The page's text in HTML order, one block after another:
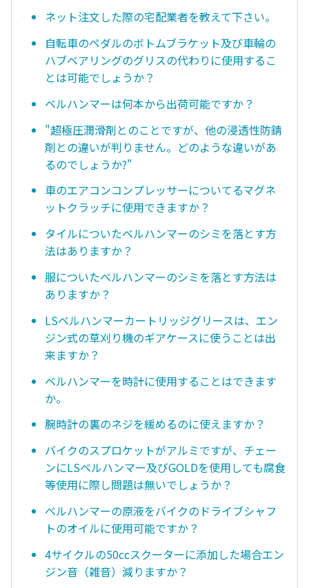
ネット注文した際の宅配業者を教えて下さい。
自転車のペダルのボトムブラケット及び車輪の
ハブベアリングのグリスの代わりに使用するこ
とは可能でしょうか？
ベルハンマーは何本から出荷可能ですか？
"超極圧潤滑剤とのことですが、他の浸透性防錆
剤との違いが判りません。どのような違いがあ
るのでしょうか?"
車のエアコンコンプレッサーについてるマグネ
ットクラッチに使用できますか？
タイルについたベルハンマーのシミを落とす方
法はありますか？
服についたベルハンマーのシミを落とす方法は
ありますか？
LSベルハンマーカートリッジグリースは、エン
ジン式の草刈り機のギアケースに使うことは出
来ますか？
ベルハンマーを時計に使用することはできます
か。
腕時計の裏のネジを緩めるのに使えますか？
バイクのスプロケットがアルミですが、チェー
ンにLSベルハンマー及びGOLDを使用しても腐食
等使用に際し問題は無いでしょうか？
ベルハンマーの原液をバイクのドライブシャフ
トのオイルに使用可能ですか？
4サイクルの50ccスクーターに添加した場合エン
ジン音（雑音）減りますか？